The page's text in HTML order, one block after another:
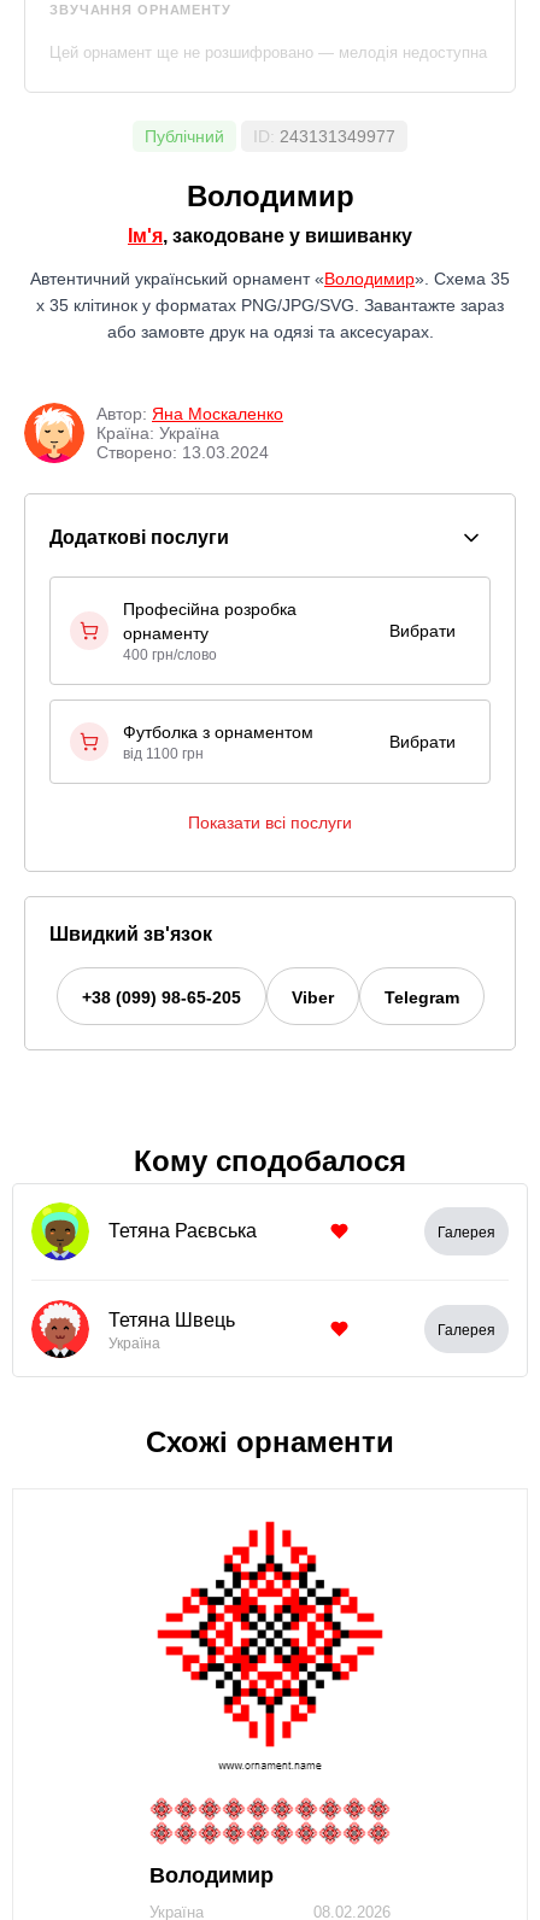
ЗВУЧАННЯ ОРНАМЕНТУ
Цей орнамент ще не розшифровано — мелодія недоступна
Публічний ID: 243131349977
Володимир
Ім'я, закодоване у вишиванку
Автентичний український орнамент «Володимир». Схема 35
x 35 клітинок у форматах PNG/JPG/SVG. Завантажте зараз
або замовте друк на одязі та аксесуарах.
Автор: Яна Москаленко
Країна: Україна
Створено: 13.03.2024
Додаткові послуги
Професійна розробка
орнаменту
400 грн/слово
Вибрати
Футболка з орнаментом
від 1100 грн
Вибрати
Показати всі послуги
Швидкий зв'язок
+38 (099) 98-65-205 Viber Telegram
Кому сподобалося
Тетяна Раєвська Галерея
Тетяна Швець
Україна
Галерея
Схожі орнаменти
Володимир
08.02.2026
Україна